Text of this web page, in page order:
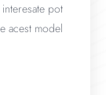
pot
acest model